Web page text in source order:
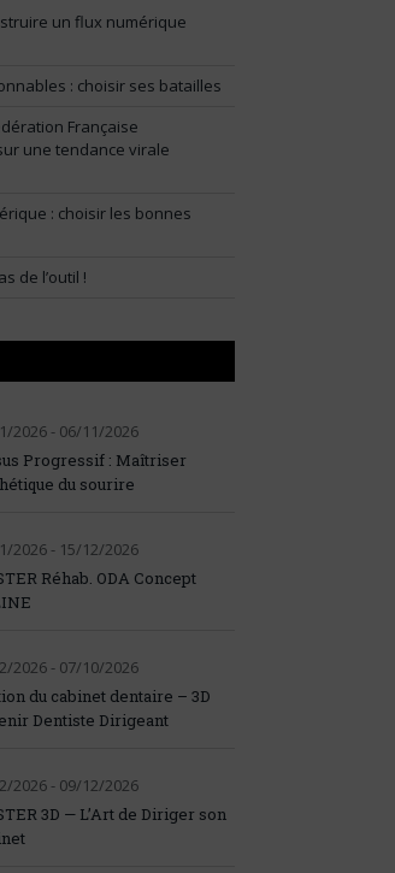
un flux numérique
: choisir ses batailles
Française
une tendance virale
: choisir les bonnes
de l’outil !
2026 - 06/11/2026
Progressif : Maîtriser
du sourire
2026 - 15/12/2026
Réhab. ODA Concept
2026 - 07/10/2026
du cabinet dentaire – 3D
Dentiste Dirigeant
2026 - 09/12/2026
3D — L’Art de Diriger son